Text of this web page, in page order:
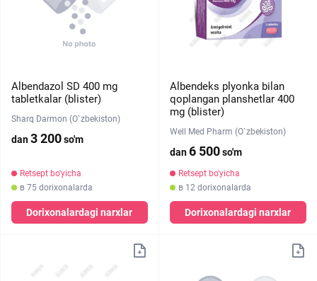
Albendazol SD 400 mg
tabletkalar (blister)
Sharq Darmon (O`zbekiston)
dan3 200so'm
Retsept bo'yicha
в 75 dorixonalarda
Dorixonalardagi narxlar
Albendeks plyonka bilan
qoplangan planshetlar 400
mg (blister)
Well Med Pharm (O`zbekiston)
dan6 500so'm
Retsept bo'yicha
в 12 dorixonalarda
Dorixonalardagi narxlar